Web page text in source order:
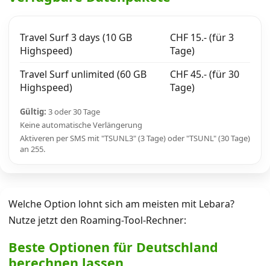
Travel Surf 3 days (10 GB
Highspeed)
CHF 15.- (für 3
Tage)
Travel Surf unlimited (60 GB
Highspeed)
CHF 45.- (für 30
Tage)
Gültig: 3 oder 30 Tage
Keine automatische Verlängerung
Aktiveren per SMS mit "TSUNL3" (3 Tage) oder "TSUNL" (30 Tage)
an 255.
Welche Option lohnt sich am meisten mit Lebara?
Nutze jetzt den Roaming-Tool-Rechner:
Beste Optionen für Deutschland